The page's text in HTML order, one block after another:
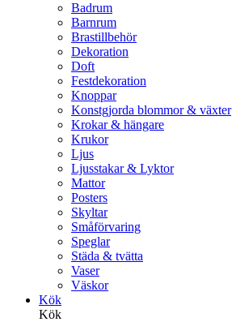
Badrum
Barnrum
Brastillbehör
Dekoration
Doft
Festdekoration
Knoppar
Konstgjorda blommor & växter
Krokar & hängare
Krukor
Ljus
Ljusstakar & Lyktor
Mattor
Posters
Skyltar
Småförvaring
Speglar
Städa & tvätta
Vaser
Väskor
Kök
Kök